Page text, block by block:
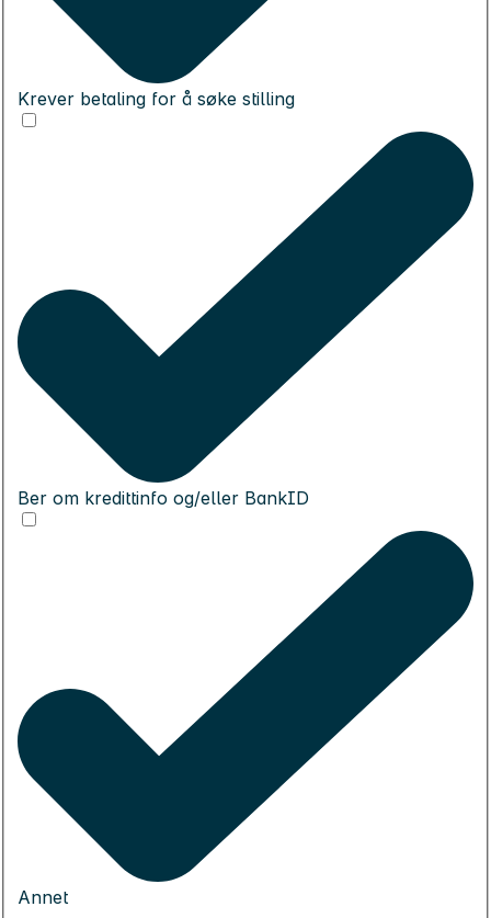
Krever betaling for å søke stilling
Ber om kredittinfo og/eller BankID
Annet